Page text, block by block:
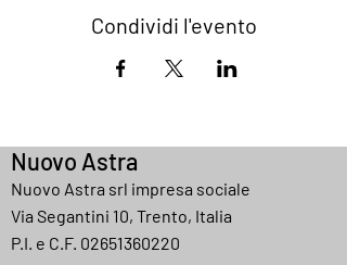
Condividi l'evento
Nuovo Astra
Nuovo Astra srl impresa sociale
Via Segantini 10, Trento, Italia
P.I. e C.F. 02651360220